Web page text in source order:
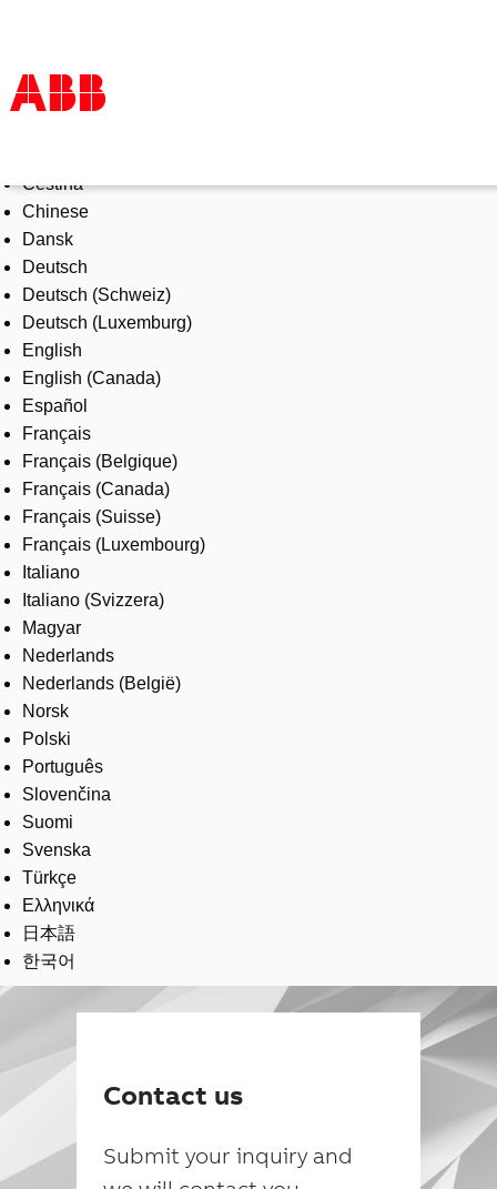
Products & Solutions
Industries
Services
About us
Where to buy
Contact us
Careers
Čeština
Chinese
Dansk
Deutsch
Deutsch (Schweiz)
Deutsch (Luxemburg)
English
English (Canada)
Español
Français
Français (Belgique)
Français (Canada)
Français (Suisse)
Français (Luxembourg)
Italiano
Italiano (Svizzera)
Magyar
Nederlands
Nederlands (België)
Norsk
Polski
Português
Slovenčina
Suomi
Svenska
Türkçe
Ελληνικά
日本語
한국어
Contact us
Submit your inquiry and